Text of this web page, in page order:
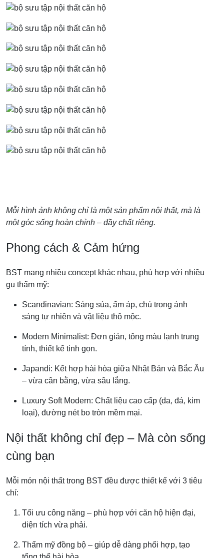
Mỗi hình ảnh không chỉ là một sản phẩm nội thất, mà là
một góc sống hoàn chỉnh – đầy chất riêng.
Phong cách & Cảm hứng
BST mang nhiều concept khác nhau, phù hợp với nhiều
gu thẩm mỹ:
Scandinavian: Sáng sủa, ấm áp, chú trọng ánh
sáng tự nhiên và vật liệu thô mộc.
Modern Minimalist: Đơn giản, tông màu lạnh trung
tính, thiết kế tinh gọn.
Japandi: Kết hợp hài hòa giữa Nhật Bản và Bắc Âu
– vừa cân bằng, vừa sâu lắng.
Luxury Soft Modern: Chất liệu cao cấp (da, đá, kim
loại), đường nét bo tròn mềm mại.
Nội thất không chỉ đẹp – Mà còn sống
cùng bạn
Mỗi món nội thất trong BST đều được thiết kế với 3 tiêu
chí:
Tối ưu công năng – phù hợp với căn hộ hiện đại,
diện tích vừa phải.
Thẩm mỹ đồng bộ – giúp dễ dàng phối hợp, tạo